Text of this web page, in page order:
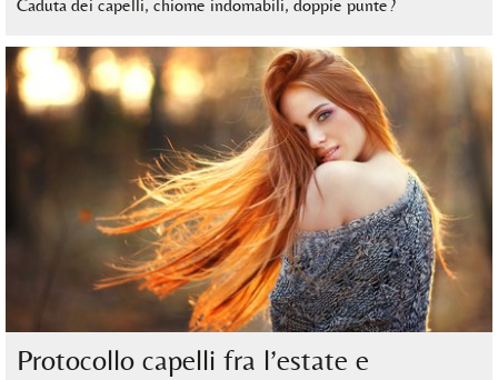
Caduta dei capelli, chiome indomabili, doppie punte?
Protocollo capelli fra l’estate e